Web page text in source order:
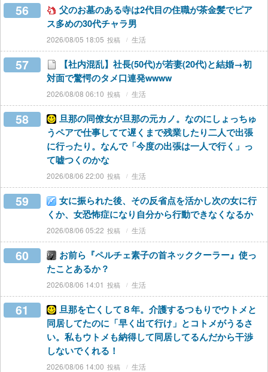
56
父のお墓のある寺は2代目の住職が茶金髪でピア
ス多めの30代チャラ男
2026/08/05 18:05 生活
57
【社内混乱】社長(50代)が若妻(20代)と結婚→初
対面で驚愕のタメ口連発wwww
2026/08/08 06:10 生活
58
旦那の同僚女が旦那の元カノ。なのにしょっちゅ
うペアで仕事してて遅くまで残業したり二人で出張
に行ったり。なんで「今度の出張は一人で行く」っ
て嘘つくのかな
2026/08/06 22:00 生活
59
女に振られた後、その反省点を活かし次の女に行
くか、女恐怖症になり自分から行動できなくなるか
2026/08/06 05:22 生活
60
お前ら『ペルチェ素子の首ネッククーラー』使っ
たことあるか？
2026/08/06 14:01 生活
61
旦那を亡くして８年。介護するつもりでウトメと
同居してたのに「早く出て行け」とコトメがうるさ
い。私もウトメも納得して同居してるんだから干渉
しないでくれる！
2026/08/06 14:00 生活